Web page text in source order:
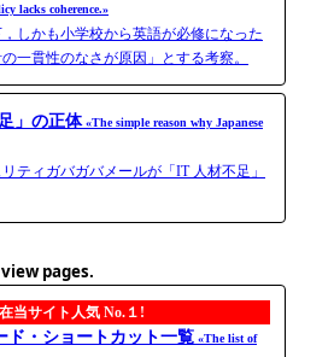
lacks coherence.»
しかも小学校から英語が必修になった
一貫性のなさが原因」とする考察。
」の正体«The simple reason why Japanese
ティガバガバメールが「IT 人材不足」
pages.
当サイト人気 No.１!
ド・ショートカット一覧 «The list of